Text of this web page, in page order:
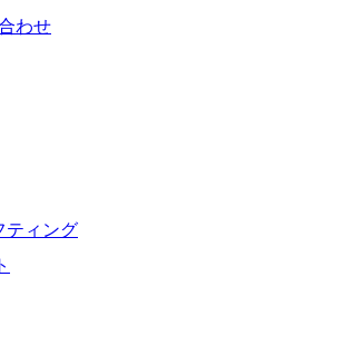
わせ
ティング